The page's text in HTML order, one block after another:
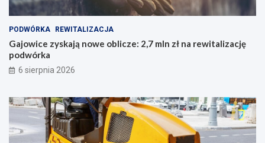
PODWÓRKA REWITALIZACJA
Gajowice zyskają nowe oblicze: 2,7 mln zł na rewitalizację
podwórka
6 sierpnia 2026